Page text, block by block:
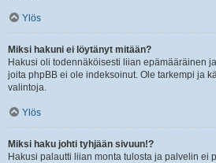
Ylös
Miksi hakuni ei löytänyt mitään?
Hakusi oli todennäköisesti liian epämääräinen
joita phpBB ei ole indeksoinut. Ole tarkempi ja
valintoja.
Ylös
Miksi haku johti tyhjään sivuun!?
Hakusi palautti liian monta tulosta ja palvelin ei